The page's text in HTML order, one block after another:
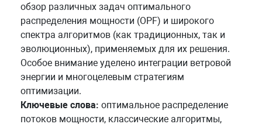
обзор различных задач оптимального
распределения мощности (OPF) и широкого
спектра алгоритмов (как традиционных, так и
эволюционных), применяемых для их решения.
Особое внимание уделено интеграции ветровой
энергии и многоцелевым стратегиям
оптимизации.
Ключевые слова: оптимальное распределение
потоков мощности, классические алгоритмы,